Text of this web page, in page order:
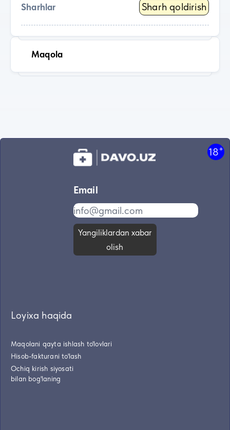
Sharhlar Sharh qoldirish
Maqola
18+
Email
Yangiliklardan xabar
olish
Loyixa haqida
Maqolani qayta ishlash to'lovlari
Hisob-fakturani to'lash
Ochiq kirish siyosati
bilan bog'laning